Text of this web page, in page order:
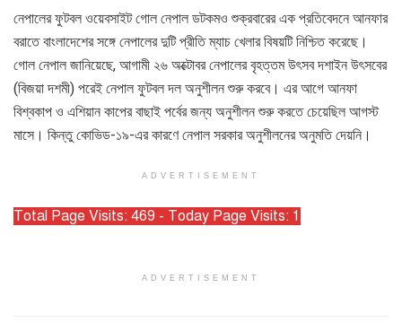
নেপালের ফুটবল ওয়েবসাইট গোল নেপাল ডটকমও শুক্রবারের এক প্রতিবেদনে আনফার
বরাতে বাংলাদেশের সঙ্গে নেপালের দুটি প্রীতি ম্যাচ খেলার বিষয়টি নিশ্চিত করেছে।
গোল নেপাল জানিয়েছে, আগামী ২৬ অক্টোবর নেপালের বৃহত্তম উৎসব দশাইন উৎসবের
(বিজয়া দশমী) পরেই নেপাল ফুটবল দল অনুশীলন শুরু করবে। এর আগে আনফা
বিশ্বকাপ ও এশিয়ান কাপের বাছাই পর্বের জন্য অনুশীলন শুরু করতে চেয়েছিল আগস্ট
মাসে। কিন্তু কোভিড-১৯-এর কারণে নেপাল সরকার অনুশীলনের অনুমতি দেয়নি।
ADVERTISEMENT
Total Page Visits: 469 - Today Page Visits: 1
ADVERTISEMENT